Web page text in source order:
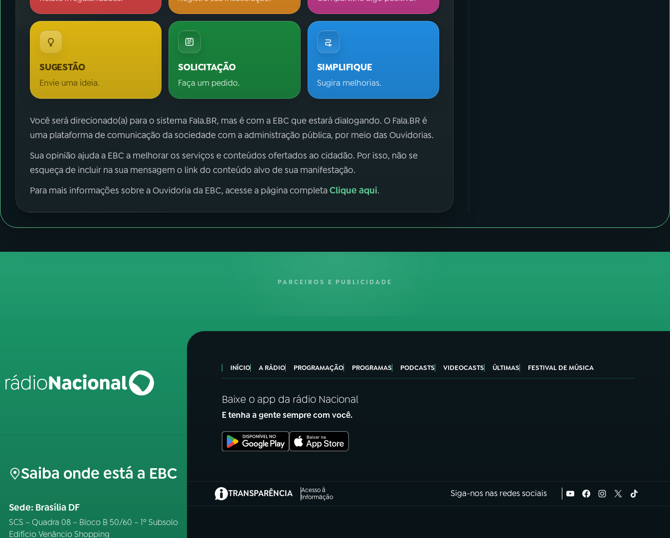
SUGESTÃO
Envie uma ideia.
SOLICITAÇÃO
Faça um pedido.
SIMPLIFIQUE
Sugira melhorias.
Você será direcionado(a) para o sistema Fala.BR, mas é com a EBC que estará dialogando. O Fala.BR é
uma plataforma de comunicação da sociedade com a administração pública, por meio das Ouvidorias.
Sua opinião ajuda a EBC a melhorar os serviços e conteúdos ofertados ao cidadão. Por isso, não se
esqueça de incluir na sua mensagem o link do conteúdo alvo de sua manifestação.
Para mais informações sobre a Ouvidoria da EBC, acesse a página completaClique aqui.
PARCEIROS E PUBLICIDADE
Saiba onde está a EBC
Sede: Brasília DF
SCS – Quadra 08 – Bloco B 50/60 – 1º Subsolo
Edifício Venâncio Shopping
INÍCIO A RÁDIO PROGRAMAÇÃO PROGRAMAS PODCASTS VIDEOCASTS ÚLTIMAS FESTIVAL DE MÚSICA
Baixe o app da rádio Nacional
E tenha a gente sempre com você.
TRANSPARÊNCIA
Acesso à
Informação
(abre em nova aba) Siga-nos nas redes sociais